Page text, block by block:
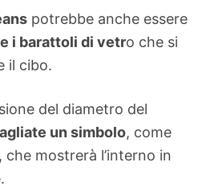
potrebbe anche essere
i barattoli di vetro che si
il cibo.
del diametro del
un simbolo, come
mostrerà l’interno in